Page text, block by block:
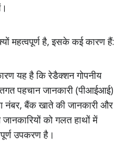
महत्वपूर्ण है, इसके कई कारण हैं:
यह है कि रेडैक्शन गोपनीय
पहचान जानकारी (पीआईआई)
नंबर, बैंक खाते की जानकारी और
को गलत हाथों में
उपकरण है।